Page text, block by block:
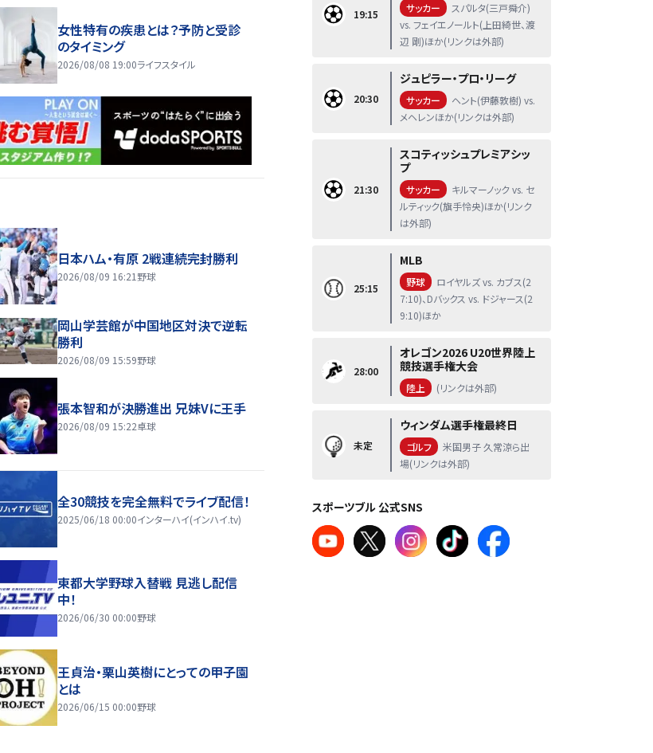
女性特有の疾患とは？予防と受診
のタイミング
2026/08/08 19:00ライフスタイル
日本ハム・有原 2戦連続完封勝利
2026/08/09 16:21 野球
岡山学芸館が中国地区対決で逆転
勝利
2026/08/09 15:59野球
張本智和が決勝進出 兄妹Vに王手
2026/08/09 15:22卓球
全30競技を完全無料でライブ配信！
2025/06/18 00:00インターハイ(インハイ.tv)
東都大学野球入替戦 見逃し配信
中！
2026/06/30 00:00野球
王貞治・栗山英樹にとっての甲子園
とは
2026/06/15 00:00野球
19:15 サッカー
スパルタ(三戸舜介)
vs. フェイエノールト(上田綺世、渡
辺 剛)ほか(リンクは外部)
20:30
ジュピラー・プロ・リーグ
サッカー
ヘント(伊藤敦樹) vs.
メヘレンほか(リンクは外部)
21:30
スコティッシュプレミアシッ
プ
サッカー
キルマーノック vs. セ
ルティック(旗手怜央)ほか(リンク
は外部)
25:15
MLB
野球
ロイヤルズ vs. カブス(2
7:10)、Dバックス vs. ドジャース(2
9:10)ほか
28:00
オレゴン2026 U20世界陸上
競技選手権大会
陸上 (リンクは外部)
未定
ウィンダム選手権最終日
ゴルフ
米国男子 久常涼ら出
場(リンクは外部)
スポーツブル 公式SNS